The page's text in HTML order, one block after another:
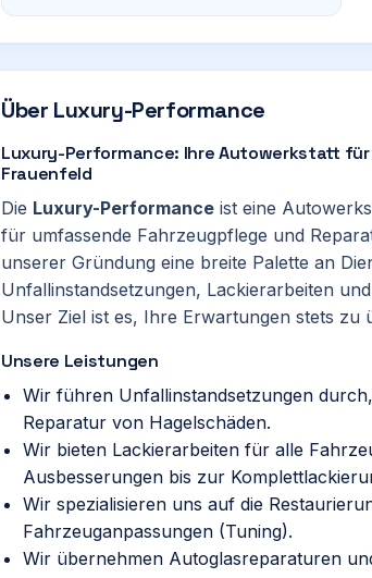
Über Luxury-Performance
Luxury-Performance: Ihre Autowerkstatt
Frauenfeld
Die Luxury-Performance ist eine
für umfassende Fahrzeugpflege und
unserer Gründung eine breite Palette an
Unfallinstandsetzungen, Lackierarbeiten
Unser Ziel ist es, Ihre Erwartungen stets zu
Unsere Leistungen
Wir führen Unfallinstandsetzungen
Reparatur von Hagelschäden.
Wir bieten Lackierarbeiten für alle
Ausbesserungen bis zur
Wir spezialisieren uns auf die
Fahrzeuganpassungen (Tuning).
Wir übernehmen Autoglasreparaturen